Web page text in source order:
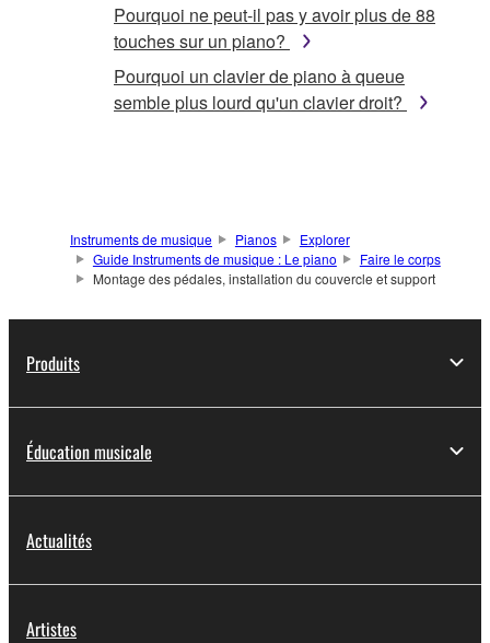
Pourquoi ne peut-il pas y avoir plus de 88
touches sur un piano?
Pourquoi un clavier de piano à queue
semble plus lourd qu'un clavier droit?
Instruments de musique Pianos
Explorer
Guide Instruments de musique : Le piano
Faire le corps
Montage des pédales, installation du couvercle et support
Produits
Éducation musicale
Actualités
Artistes